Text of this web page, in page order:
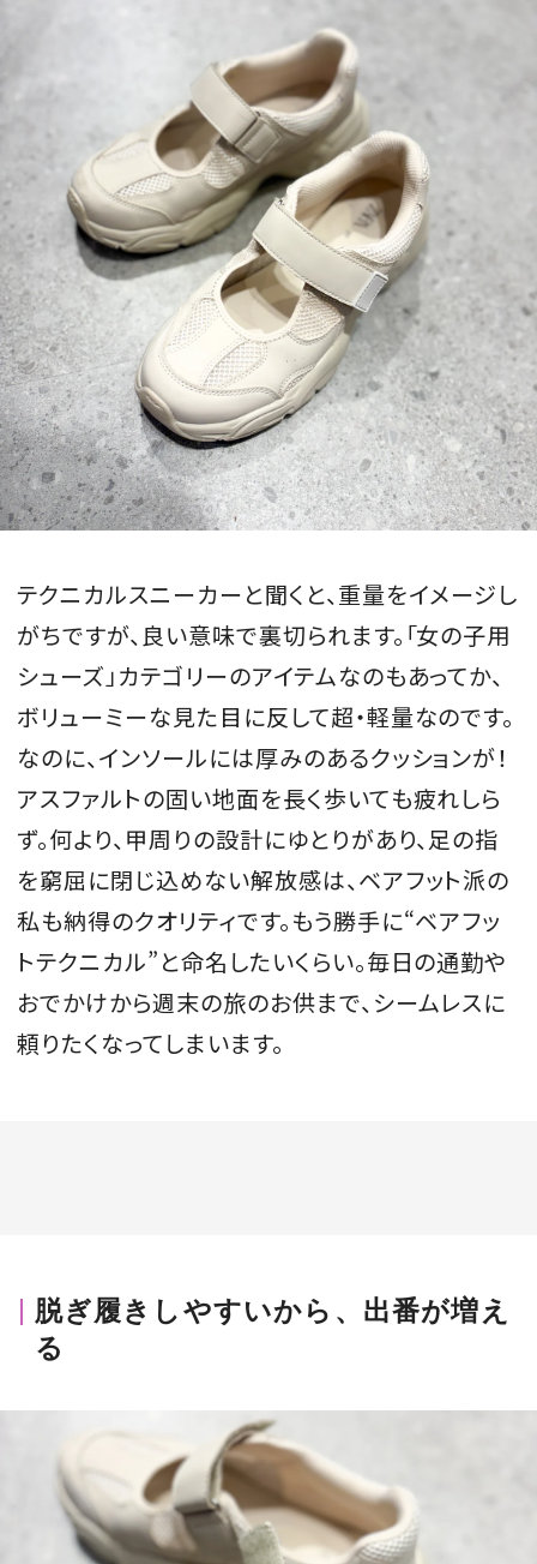
テクニカルスニーカーと聞くと、重量をイメージし
がちですが、良い意味で裏切られます。「女の子用
シューズ」カテゴリーのアイテムなのもあってか、
ボリューミーな見た目に反して超・軽量なのです。
なのに、インソールには厚みのあるクッションが！
アスファルトの固い地面を長く歩いても疲れしら
ず。何より、甲周りの設計にゆとりがあり、足の指
を窮屈に閉じ込めない解放感は、ベアフット派の
私も納得のクオリティです。もう勝手に“ベアフッ
トテクニカル”と命名したいくらい。毎日の通勤や
おでかけから週末の旅のお供まで、シームレスに
頼りたくなってしまいます。
脱ぎ履きしやすいから、出番が増え
る